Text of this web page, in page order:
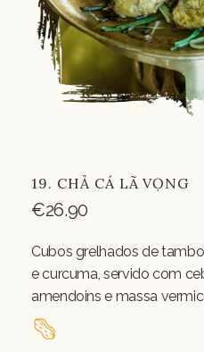
19. CHẢ CÁ LÃ VỌNG
€26.90
Cubos grelhados de
e curcuma, servido com
amendoins e massa